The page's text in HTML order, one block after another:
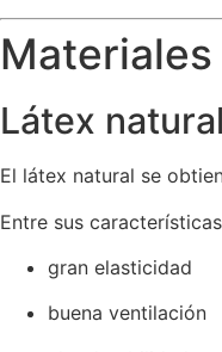
Látex natural
El látex natural se
Entre sus
gran elasticidad
buena ventilación